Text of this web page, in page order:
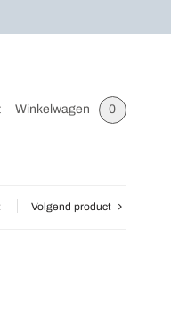
Winkelwagen 0
Volgend product